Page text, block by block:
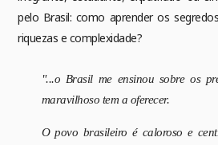
pelo Brasil: como aprender os
riquezas e complexidade?
"...o Brasil me ensinou sobre os
maravilhoso tem a oferecer.
O povo brasileiro é caloroso e